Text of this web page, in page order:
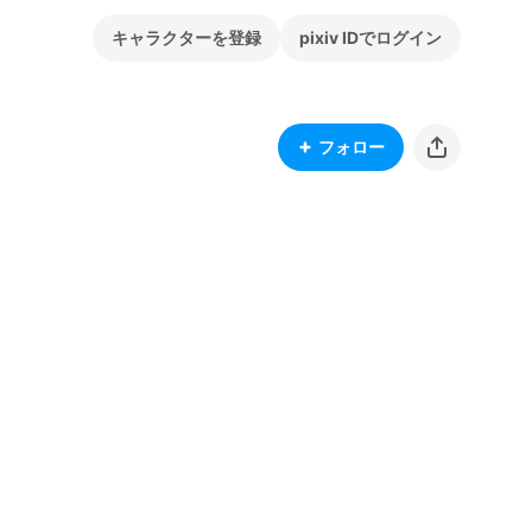
キャラクターを登録 pixiv IDでログイン
フォロー